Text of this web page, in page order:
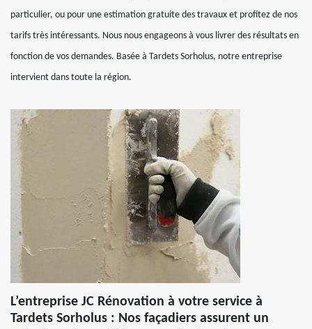
particulier, ou pour une estimation gratuite des travaux et profitez de nos
tarifs très intéressants. Nous nous engageons à vous livrer des résultats en
fonction de vos demandes. Basée à Tardets Sorholus, notre entreprise
intervient dans toute la région.
L’entreprise JC Rénovation à votre service à
Tardets Sorholus : Nos façadiers assurent un